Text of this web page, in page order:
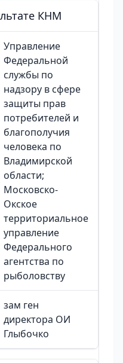
КНМ
Управление
Федеральной
службы по
надзору в сфере
защиты прав
потребителей и
благополучия
человека по
Владимирской
области;
Московско-
Окское
территориальное
управление
Федерального
агентства по
рыболовству
зам ген
директора ОИ
Глыбочко